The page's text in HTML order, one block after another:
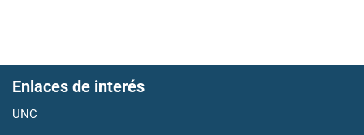
Enlaces de interés
UNC